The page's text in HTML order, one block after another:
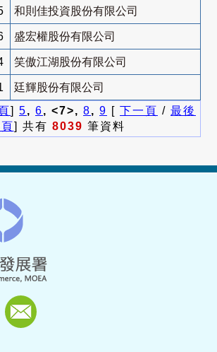
和則佳投資股份有限公司
盛宏權股份有限公司
笑傲江湖股份有限公司
廷輝股份有限公司
] 5, 6, <7>, 8, 9 [ 下一頁 / 最後
] 共有 8039 筆資料